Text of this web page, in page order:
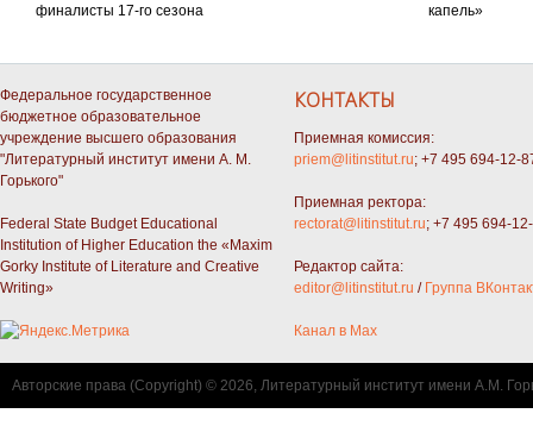
финалисты 17-го сезона
капель»
Федеральное государственное
бюджетное образовательное
учреждение высшего образования
"Литературный институт имени А. М.
Горького"
Federal State Budget Educational
Institution of Higher Education the «Maxim
Gorky Institute of Literature and Creative
Writing»
КОНТАКТЫ
Приемная комиссия:
priem@litinstitut.ru; +7 495 694-12-
Приемная ректора:
rectorat@litinstitut.ru; +7 495 694-
Редактор сайта:
editor@litinstitut.ru / Группа
Канал в Max
Авторские права (Copyright) © 2026, Литературный институт имени А.М.